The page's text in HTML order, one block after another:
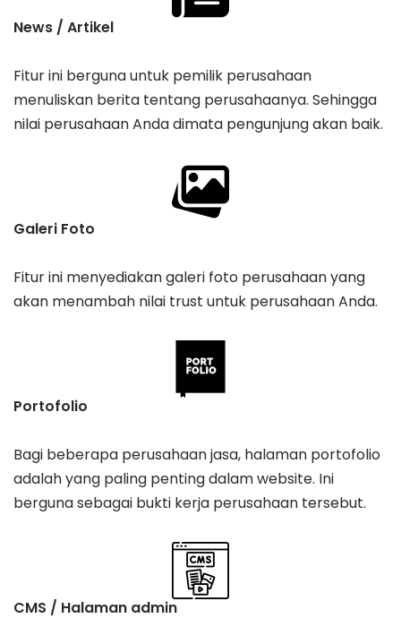
News / Artikel
Fitur ini berguna untuk pemilik perusahaan
menuliskan berita tentang perusahaanya. Sehingga
nilai perusahaan Anda dimata pengunjung akan baik.
Galeri Foto
Fitur ini menyediakan galeri foto perusahaan yang
akan menambah nilai trust untuk perusahaan Anda.
Portofolio
Bagi beberapa perusahaan jasa, halaman portofolio
adalah yang paling penting dalam website. Ini
berguna sebagai bukti kerja perusahaan tersebut.
CMS / Halaman admin